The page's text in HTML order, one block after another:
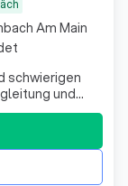
schwierigen
und
Am Main